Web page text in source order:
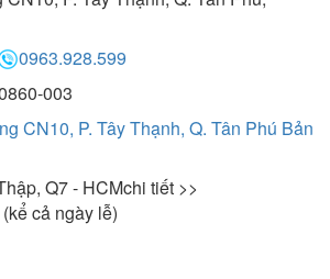
0963.928.599
003
CN10, P. Tây Thạnh, Q. Tân Phú Bản
Q7 - HCMchi tiết >>
(kể cả ngày lễ)